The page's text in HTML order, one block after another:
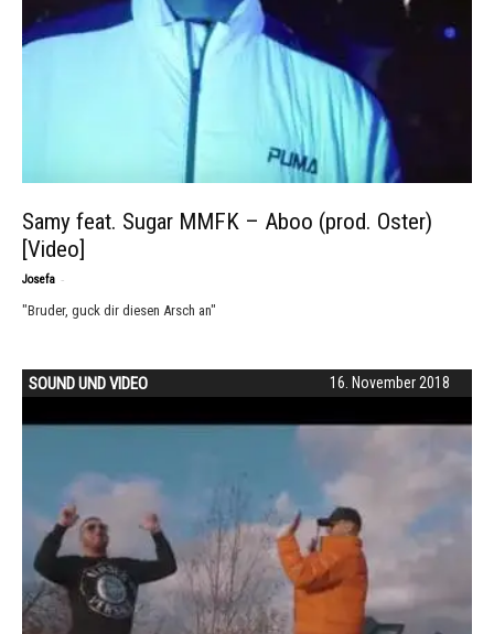
Samy feat. Sugar MMFK – Aboo (prod. Oster)
[Video]
Josefa -
"Bruder, guck dir diesen Arsch an"
16. November 2018
SOUND UND VIDEO